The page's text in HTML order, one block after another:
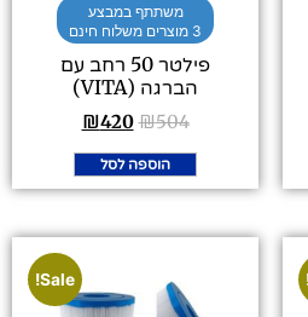
משתתף במבצע
3 מוצרים משלוח חינם
פילטר 50 רחב עם
הברגה (VITA)
₪504
₪420
הוספה לסל
Sale!